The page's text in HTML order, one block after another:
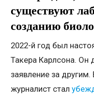
существуют
созданию
2022-й год был
Такера Карлсона. Он
заявление за другим.
журналист стал